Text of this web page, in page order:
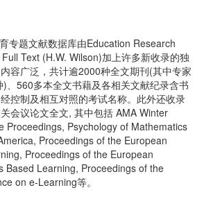
专题文献数据库由Education Research
Text (H.W. Wilson)加上许多新收录的独
容广泛，共计逾2000种全文期刊(其中专家
、560多本全文书藉及各相关文献纪录含书
控制及相互对照的考试名称。此外还收录
会议论文全文, 其中包括 AMA Winter
Proceedings, Psychology of Mathematics
Proceedings of the European
Proceedings of the European
Based Learning, Proceedings of the
on e-Learning等。